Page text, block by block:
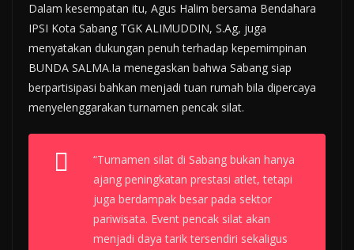
Dalam kesempatan itu, Agus Halim bersama Bendahara
IPSI Kota Sabang TGK ALIMUDDIN, S.Ag, juga
menyatakan dukungan penuh terhadap kepemimpinan
BUNDA SALMA.Ia menegaskan bahwa Sabang siap
berpartisipasi bahkan menjadi tuan rumah bila dipercaya
menyelenggarakan turnamen pencak silat.
“Turnamen silat di Sabang bukan hanya
ajang peningkatan prestasi atlet, tetapi
juga berdampak besar pada sektor
pariwisata. Event pencak silat akan
menjadi daya tarik tersendiri sekaligus